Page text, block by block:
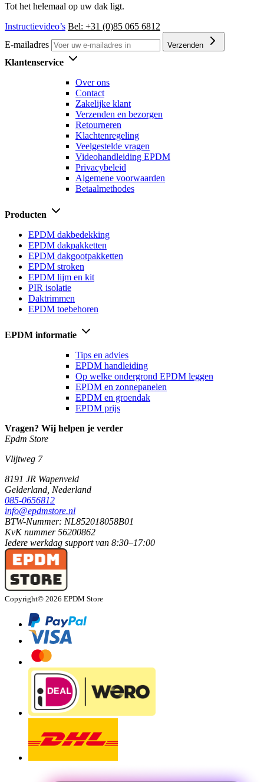
Tot het helemaal op uw dak ligt.
Instructievideo’s Bel: +31 (0)85 065 6812
E-mailadres
Verzenden
Klantenservice
Over ons
Contact
Zakelijke klant
Verzenden en bezorgen
Retourneren
Klachtenregeling
Veelgestelde vragen
Videohandleiding EPDM
Privacybeleid
Algemene voorwaarden
Betaalmethodes
Producten
EPDM dakbedekking
EPDM dakpakketten
EPDM dakgootpakketten
EPDM stroken
EPDM lijm en kit
PIR isolatie
Daktrimmen
EPDM toebehoren
EPDM informatie
Tips en advies
EPDM handleiding
Op welke ondergrond EPDM leggen
EPDM en zonnepanelen
EPDM en groendak
EPDM prijs
Vragen? Wij helpen je verder
Epdm Store
Vlijtweg 7
8191 JR Wapenveld
Gelderland, Nederland
085-0656812
info@epdmstore.nl
BTW-Nummer: NL852018058B01
KvK nummer 56200862
Iedere werkdag support van 8:30–17:00
Copyright© 2026 EPDM Store